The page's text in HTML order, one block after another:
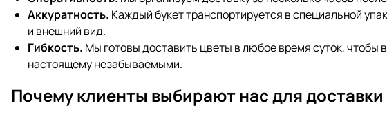
Аккуратность. Каждый букет транспортируется в специальной
и внешний вид.
Гибкость. Мы готовы доставить цветы в любое время суток, чтобы
настоящему незабываемыми.
Почему клиенты выбирают нас для доставки